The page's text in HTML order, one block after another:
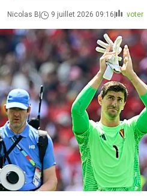
Nicolas B 9 juillet 2026 09:16 voter